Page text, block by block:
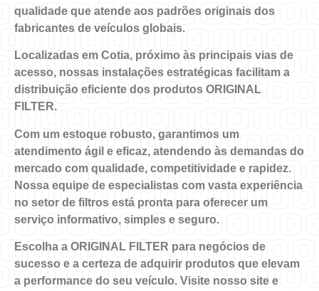
qualidade que atende aos padrões originais dos
fabricantes de veículos globais.
Localizadas em Cotia, próximo às principais vias de
acesso, nossas instalações estratégicas facilitam a
distribuição eficiente dos produtos ORIGINAL
FILTER.
Com um estoque robusto, garantimos um
atendimento ágil e eficaz, atendendo às demandas do
mercado com qualidade, competitividade e rapidez.
Nossa equipe de especialistas com vasta experiência
no setor de filtros está pronta para oferecer um
serviço informativo, simples e seguro.
Escolha a ORIGINAL FILTER para negócios de
sucesso e a certeza de adquirir produtos que elevam
a performance do seu veículo. Visite nosso site e